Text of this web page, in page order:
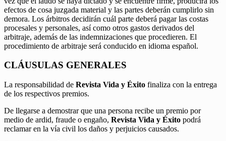
efectos de cosa juzgada material y las partes deberán cumplirlo sin
demora. Los árbitros decidirán cuál parte deberá pagar las costas
procesales y personales, así como otros gastos derivados del
arbitraje, además de las indemnizaciones que procedieren. El
procedimiento de arbitraje será conducido en idioma español.
CLÁUSULAS GENERALES
La responsabilidad de Revista Vida y Éxito finaliza con la entrega
de los respectivos premios.
De llegarse a demostrar que una persona recibe un premio por
medio de ardid, fraude o engaño, Revista Vida y Éxito podrá
reclamar en la vía civil los daños y perjuicios causados.